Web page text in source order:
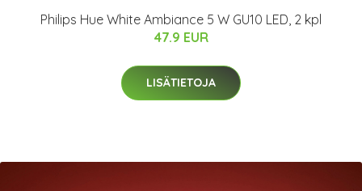
Philips Hue White Ambiance 5 W GU10 LED, 2 kpl
47.9 EUR
LISÄTIETOJA